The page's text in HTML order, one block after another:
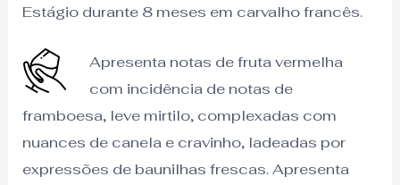
Estágio durante 8 meses em carvalho francês.
Apresenta notas de fruta vermelha
com incidência de notas de
framboesa, leve mirtilo, complexadas com
nuances de canela e cravinho, ladeadas por
expressões de baunilhas frescas. Apresenta